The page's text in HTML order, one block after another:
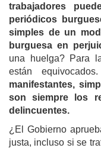
trabajadores
periódicos
simples de un
burguesa en
una huelga? Para
están
manifestantes,
son siempre los
delincuentes.
¿El Gobierno
justa, incluso si se